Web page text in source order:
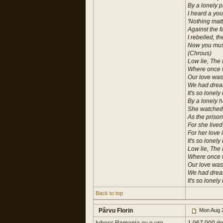
By a lonely
I heard a
'Nothing
Against the
I rebelled,
Now you
(Chrous)
Low lie, The
Where once
Our love
We had
It's so lonely
By a lonely
She
As the
For she
For her love
It's so lonely
Low lie, The
Where once
Our love
We had
It's so lonely
Back to top
Pârvu Florin Mon Aug